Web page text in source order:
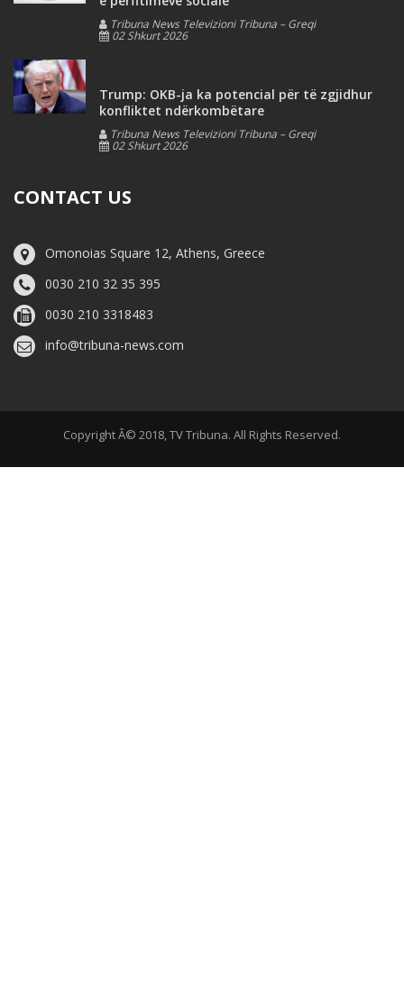
Tribuna News Televizioni Tribuna – Greqi
02 Shkurt 2026
Trump: OKB-ja ka potencial për të zgjidhur
konfliktet ndërkombëtare
Tribuna News Televizioni Tribuna – Greqi
02 Shkurt 2026
CONTACT US
Omonoias Square 12, Athens, Greece
0030 210 32 35 395
0030 210 3318483
info@tribuna-news.com
Copyright Â© 2018, TV Tribuna. All Rights Reserved.